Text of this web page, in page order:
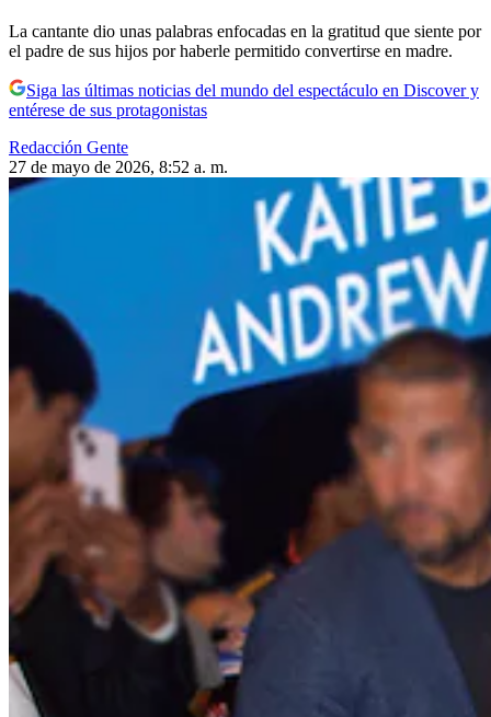
La cantante dio unas palabras enfocadas en la gratitud que siente por
el padre de sus hijos por haberle permitido convertirse en madre.
Siga las últimas noticias del mundo del espectáculo en Discover y
entérese de sus protagonistas
Redacción Gente
27 de mayo de 2026, 8:52 a. m.